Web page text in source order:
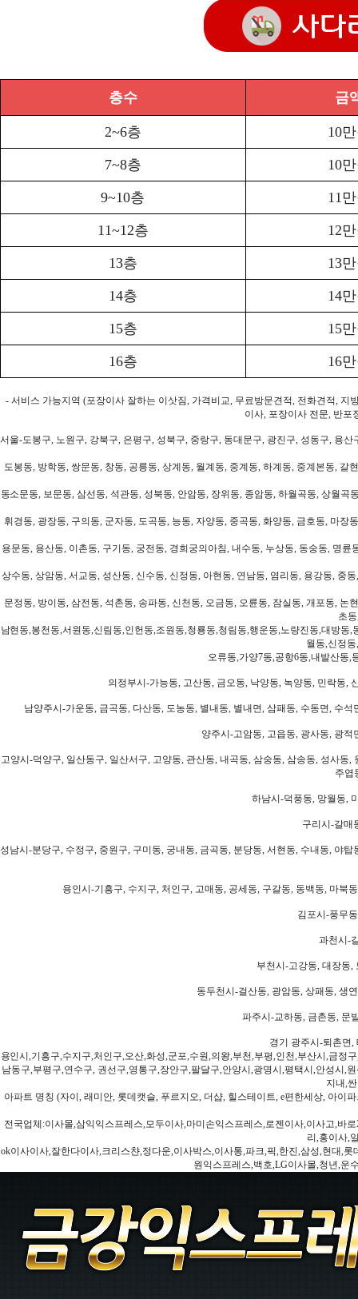
층수 금
2~6층 10
7~8층 10
9~10층 11
11~12층 12
13층 13
14층 14
15층 15
16층 16
- 서비스 가능지역 (포장이사 잘하는 이삿짐, 가격비교, 무료방문견적, 전화견적,
이사, 포장이사 전문, 반포
서울-도봉구, 노원구, 강북구, 은평구, 성북구, 중랑구, 동대문구, 광진구, 성동구, 용
도봉동, 방학동, 쌍문동, 창동, 공릉동, 상계동, 월계동, 중계동, 하계동, 중계본동,
동소문동, 보문동, 삼선동, 석관동, 성북동, 안암동, 장위동, 종암동, 하월곡동, 상월
휘경동, 광장동, 구의동, 군자동, 도곡동, 능동, 자양동, 중곡동, 화양동, 금호동, 마
용문동, 용산동, 이촌동, 구기동, 궁전동, 경희궁의아침, 내수동, 누상동, 동숭동, 명
상수동, 상암동, 서교동, 성산동, 신수동, 신정동, 아현동, 연남동, 염리동, 용강동, 중
문정동, 방이동, 삼전동, 석촌동, 송파동, 신천동, 오금동, 오륜동, 잠실동, 개포동,
초
남현동,봉천동,서원동,신림동,인헌동,조원동,청룡동,청림동,행운동,노량진동,대방
월동,신정
오류동,가양7동,공항6동,내발산동,
의정부시-가능동, 고산동, 금오동, 낙양동, 녹양동, 민락동,
남양주시-가운동, 금곡동, 다산동, 도농동, 별내동, 별내면, 삼패동, 수동면, 수
양주시-고암동, 고읍동, 광사동, 광
고양시-덕양구, 일산동구, 일산서구, 고양동, 관산동, 내곡동, 삼숭동, 삼송동, 성사
주엽
하남시-덕풍동, 망월동,
구리시-갈매
성남시-분당구, 수정구, 중원구, 구미동, 궁내동, 금곡동, 분당동, 서현동, 수내동, 야
용인시-기흥구, 수지구, 처인구, 고매동, 공세동, 구갈동, 동백동, 마북
김포시-풍무
과천시-
부천시-고강동, 대장동,
동두천시-걸산동, 광암동, 상패동, 생
파주시-교하동, 금촌동, 문
경기 광주시-퇴촌면,
용인시,기흥구,수지구,처인구,오산,화성,군포,수원,의왕,부천,부평,인천,부산시,금
남동구,부평구,연수구, 권선구,영통구,장안구,팔달구,안양시,광명시,평택시,안성시,
지내,
아파트 명칭 (자이, 래미안, 롯데캣슬, 푸르지오, 더샵, 힐스테이트, e편한세상, 아이
전국업체:이사몰,삼익익스프레스,모두이사,마미손익스프레스,로젠이사,이사고,바
리,홍이사,
ok이사이사,잘한다이사,크리스챤,정다운,이사박스,이사통,파크,픽,한진,삼성,현대,
원익스프레스,백호,LG이사몰,청년,운